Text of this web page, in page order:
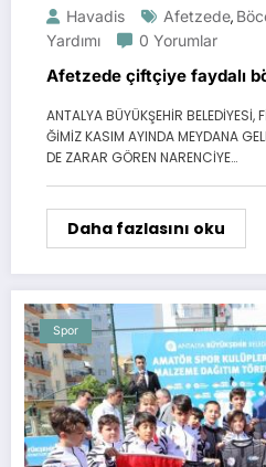
Havadis Afetzede,
Yardımı
0 Yorumlar
Afetzede çiftçiye faydalı
ANTALYA BÜYÜKŞEHİR BELEDİYESİ,
ĞİMİZ KASIM AYINDA MEYDANA
DE ZARAR GÖREN NARENCİYE…
Daha fazlasını oku
Spor